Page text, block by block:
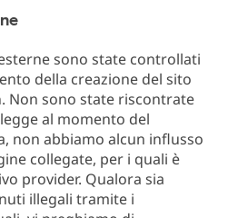
sono state controllati
della creazione del sito
Non sono state riscontrate
al momento del
non abbiamo alcun influsso
collegate, per i quali è
provider. Qualora sia
illegali tramite i